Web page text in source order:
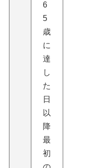
6
5
歳
に
達
し
た
日
以
降
最
初